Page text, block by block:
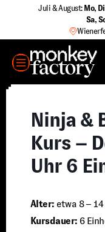
springen
Juli & August: Mo,
Sa,
MENÜ
Ninja &
Kurs –
Uhr 6
Alter: etwa 8 –
Kursdauer: 6